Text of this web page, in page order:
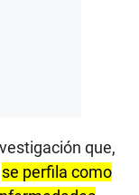
que,
se perfila como